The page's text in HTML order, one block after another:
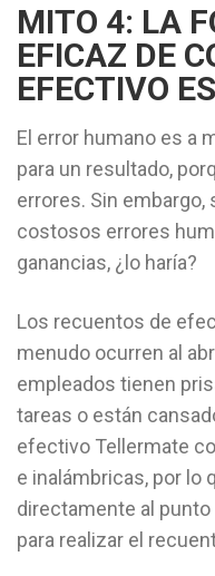
MITO 4: LA
EFICAZ DE
EFECTIVO
El error humano es a
para un resultado,
errores. Sin embargo,
costosos errores
ganancias, ¿lo haría?
Los recuentos de
menudo ocurren al
empleados tienen
tareas o están
efectivo Tellermate
e inalámbricas, por lo
directamente al
para realizar el